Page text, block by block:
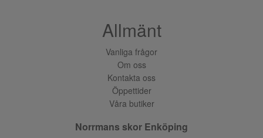
Allmänt
Vanliga frågor
Om oss
Kontakta oss
Öppettider
Våra butiker
Norrmans skor Enköping